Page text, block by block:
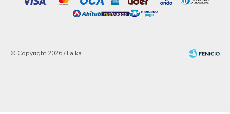
© Copyright 2026 / Laika